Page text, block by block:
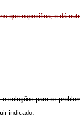
que especifica, e dá
soluções para os
indicado: